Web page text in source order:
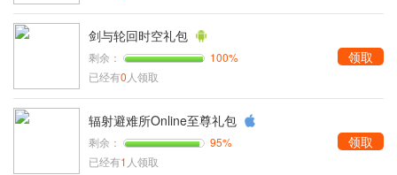
领取
剑与轮回时空礼包
剩余：
100%
已经有0 人领取
领取
辐射避难所Online至尊礼包
剩余：
95%
已经有1 人领取